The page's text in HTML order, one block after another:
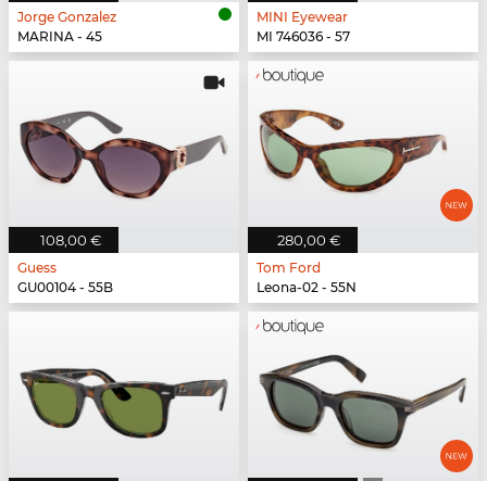
Jorge Gonzalez
MARINA - 45
MINI Eyewear
MI 746036 - 57
108,00 €
Guess
GU00104 - 55B
280,00 €
Tom Ford
Leona-02 - 55N